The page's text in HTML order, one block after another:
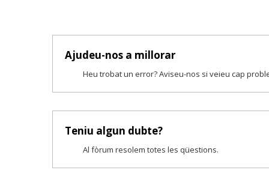
Ajudeu-nos a millorar
Heu trobat un error? Aviseu-nos si veieu cap
Teniu algun dubte?
Al fòrum resolem totes les qüestions.